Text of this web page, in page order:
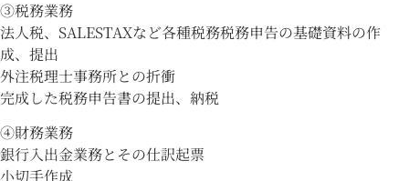
③税務業務
法人税、SALESTAXなど各種税務税務申告の基礎資料の作
成、提出
外注税理士事務所との折衝
完成した税務申告書の提出、納税
④財務業務
銀行入出金業務とその仕訳起票
小切手作成